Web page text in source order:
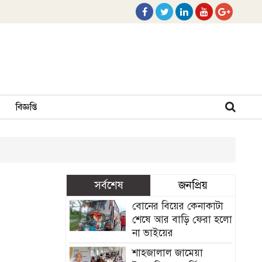
বিজ্ঞপ্তি
সর্বশেষ জনপ্রিয়
বোনের বিয়ের কেনাকাটা
শেষে আর বাড়ি ফেরা হলো
না ভাইয়ের
শাহজালাল জামেয়া